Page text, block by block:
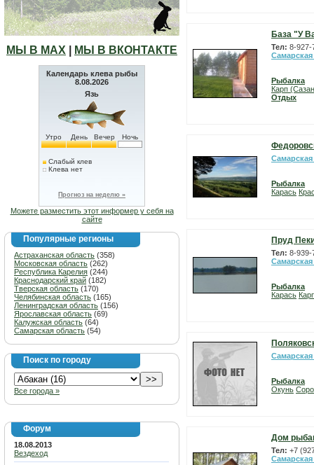
МЫ В МАХ МЫ В ВКОНТАКТЕ
Календарь клева рыбы
8.08.2026
Язь
Утро День Вечер Ночь
Слабый клев
Клева нет
Прогноз на неделю »
Можете разместить этот информер у себя на
сайте
Популярные регионы
Астраханская область (358)
Московская область (262)
Республика Карелия (244)
Краснодарский край (182)
Тверская область (170)
Челябинская область (165)
Ленинградская область (156)
Ярославская область (69)
Калужская область (64)
Самарская область (54)
Поиск по городу
Все города »
Форум
18.08.2013
Вездеход
База "У
Тел: 8-927-
Самарская
Рыбалка
Карп
Отдых
Самарская
Рыбалка
Карась
Пруд
Тел: 8-939-
Самарская
Рыбалка
Карась
Самарская
Рыбалка
Окунь
Дом
Тел: +7
Самарская